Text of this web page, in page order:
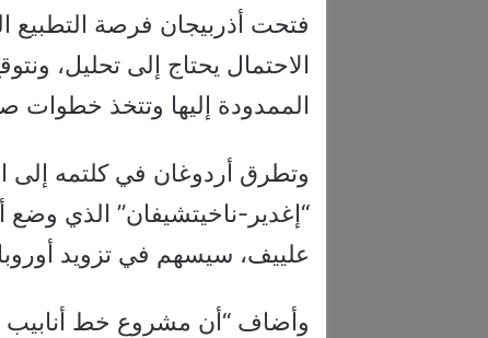
فتحت أذربيجان فرصة التطبيع
الاحتمال يحتاج إلى تحليل،
الممدودة إليها وتتخذ خطوات
وتطرق أردوغان في كلتمه إلى
“إغدير-ناخيتشيفان” الذي وضع
علييف، سيسهم في تزويد
وأضاف “أن مشروع خط أنابيب